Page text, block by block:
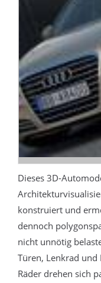
Dieses 3D-
konstruiert und
dennoch
nicht unnötig
Türen, Lenkrad und
Räder drehen sich